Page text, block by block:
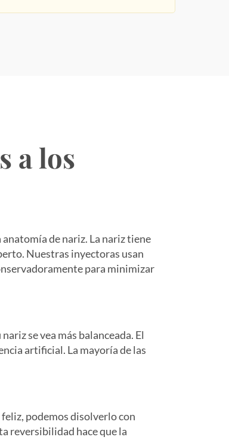
a los
de nariz. La nariz tiene
Nuestras inyectoras usan
para minimizar
se vea más balanceada. El
artificial. La mayoría de las
podemos disolverlo con
reversibilidad hace que la